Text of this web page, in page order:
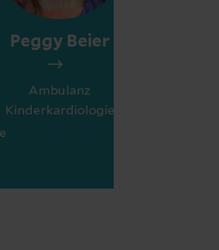
Peggy Beier
Ambulanz
Kinderkardiologie